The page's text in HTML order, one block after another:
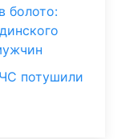
болото:
потушили